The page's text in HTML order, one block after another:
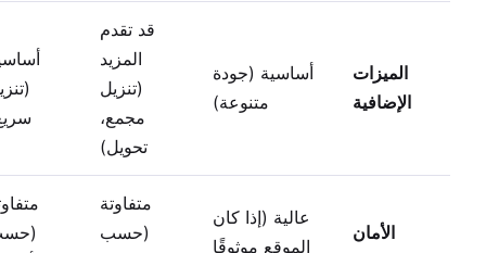
الميزات
الإضافية
أساسية (جودة
متنوعة)
قد تقدم
المزيد
(تنزيل
مجمع،
تحويل)
الأمان
عالية (إذا كان
الموقع موثوقًا
متفاوتة
(حسب